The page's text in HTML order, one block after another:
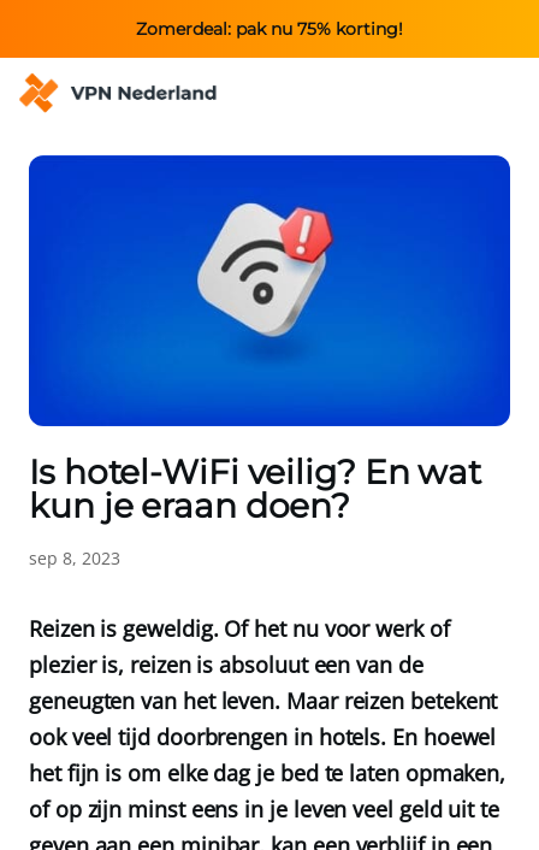
Zomerdeal: pak nu 75% korting!
Is hotel-WiFi veilig? En wat
kun je eraan doen?
sep 8, 2023
Reizen is geweldig. Of het nu voor werk of
plezier is, reizen is absoluut een van de
geneugten van het leven. Maar reizen betekent
ook veel tijd doorbrengen in hotels. En hoewel
het fijn is om elke dag je bed te laten opmaken,
of op zijn minst eens in je leven veel geld uit te